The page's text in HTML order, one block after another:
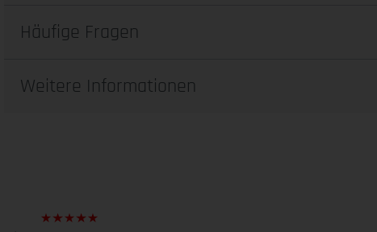
Häufige Fragen
Weitere Informationen